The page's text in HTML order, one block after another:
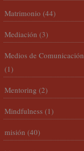
Matrimonio (44)
Mediación (3)
Medios de Comunicación
(1)
Mentoring (2)
Mindfulness (1)
misión (40)